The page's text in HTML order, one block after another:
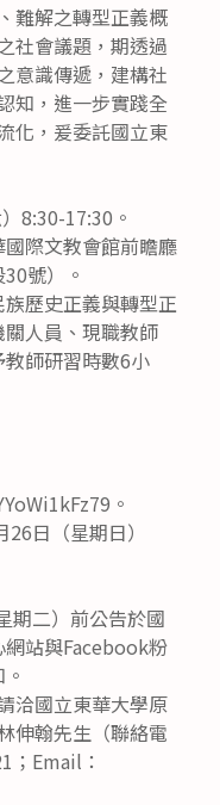
難解之轉型正義概
社會議題，期透過
意識傳遞，建構社
知，進一步實踐全
化，爰委託國立東
8:30-17:30。
際文教會館前瞻廳
號）。
歷史正義與轉型正
人員、現職教師
教師研習時數6小
。
日（星期日）
期二）前公告於國
站與Facebook粉
洽國立東華大學原
伸翰先生（聯絡電
；Email：